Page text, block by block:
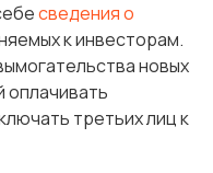
сведения о
к инвесторам.
новых
оплачивать
третьих лиц к